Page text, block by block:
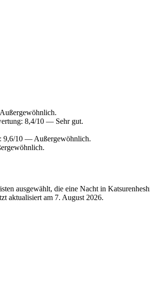
8,4/10 — Sehr gut.
9,6/10 — Außergewöhnlich.
ausgewählt, die eine Nacht in
aktualisiert am 7. August 2026.